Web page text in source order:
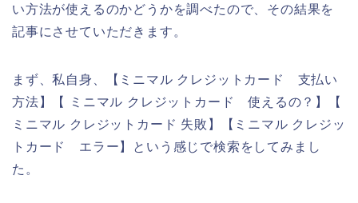
い方法が使えるのかどうかを調べたので、その結果を
記事にさせていただきます。
まず、私自身、【ミニマル クレジットカード 支払い
方法】【 ミニマル クレジットカード 使えるの？】【
ミニマル クレジットカード 失敗】【ミニマル クレジッ
トカード エラー】という感じで検索をしてみまし
た。